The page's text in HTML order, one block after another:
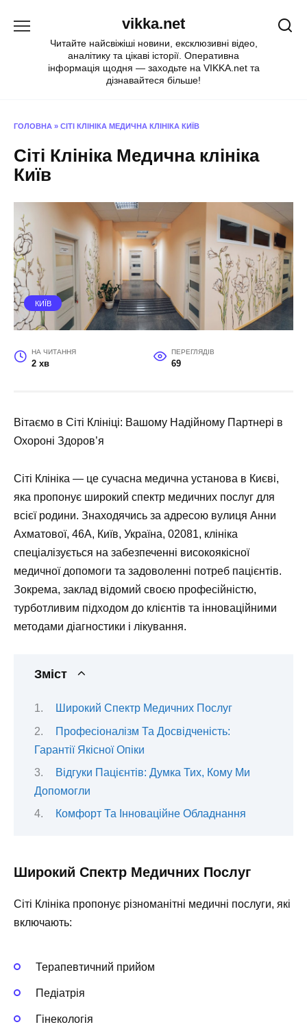
vikka.net
Читайте найсвіжіші новини, ексклюзивні відео,
аналітику та цікаві історії. Оперативна
інформація щодня — заходьте на VIKKA.net та
дізнавайтеся більше!
ГОЛОВНА » СІТІ КЛІНІКА МЕДИЧНА КЛІНІКА КИЇВ
Сіті Клініка Медична клініка
Київ
КИЇВ
НА ЧИТАННЯ
2 хв
ПЕРЕГЛЯДІВ
69
Вітаємо в Сіті Клініці: Вашому Надійному Партнері в
Охороні Здоров’я
Сіті Клініка — це сучасна медична установа в Києві,
яка пропонує широкий спектр медичних послуг для
всієї родини. Знаходячись за адресою вулиця Анни
Ахматової, 46А, Київ, Україна, 02081, клініка
спеціалізується на забезпеченні високоякісної
медичної допомоги та задоволенні потреб пацієнтів.
Зокрема, заклад відомий своєю професійністю,
турботливим підходом до клієнтів та інноваційними
методами діагностики і лікування.
Зміст
Широкий Спектр Медичних Послуг
Професіоналізм Та Досвідченість:
Гарантії Якісної Опіки
Відгуки Пацієнтів: Думка Тих, Кому Ми
Допомогли
Комфорт Та Інноваційне Обладнання
Широкий Спектр Медичних Послуг
Сіті Клініка пропонує різноманітні медичні послуги, які
включають:
Терапевтичний прийом
Педіатрія
Гінекологія